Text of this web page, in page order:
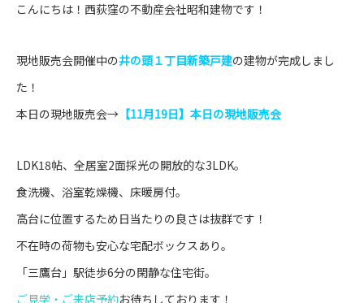
こんにちは！西荻窪の不動産会社昭和建物です！
現地販売会開催中の井の頭１丁目新築戸建の建物が完成しまし
た！
本日の現地販売会→ 【11月19日】本日の現地販売会
LDK18帖、全居室2面採光の開放的な3LDK。
食洗機、浴室乾燥機、床暖房付。
高台に位置するため日当たりの良さは抜群です！
不在時の荷物も安心な宅配ボックスあり。
「三鷹台」駅徒歩6分の閑静な住宅街。
ご見学・ご来店予約お待ちしております！